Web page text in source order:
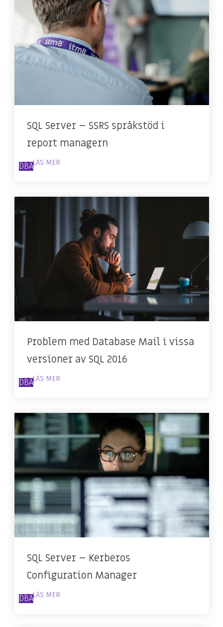
SQL Server – SSRS språkstöd i
report managern
DBA> LÄS MER
Problem med Database Mail i vissa
versioner av SQL 2016
DBA> LÄS MER
SQL Server – Kerberos
Configuration Manager
DBA> LÄS MER